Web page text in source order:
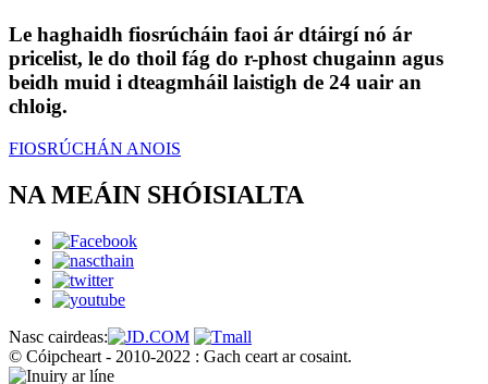
Le haghaidh fiosrúcháin faoi ár dtáirgí nó ár
pricelist, le do thoil fág do r-phost chugainn agus
beidh muid i dteagmháil laistigh de 24 uair an
chloig.
FIOSRÚCHÁN ANOIS
NA MEÁIN SHÓISIALTA
Nasc cairdeas:
© Cóipcheart - 2010-2022 : Gach ceart ar cosaint.